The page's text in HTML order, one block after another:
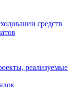
средств
реализуемые